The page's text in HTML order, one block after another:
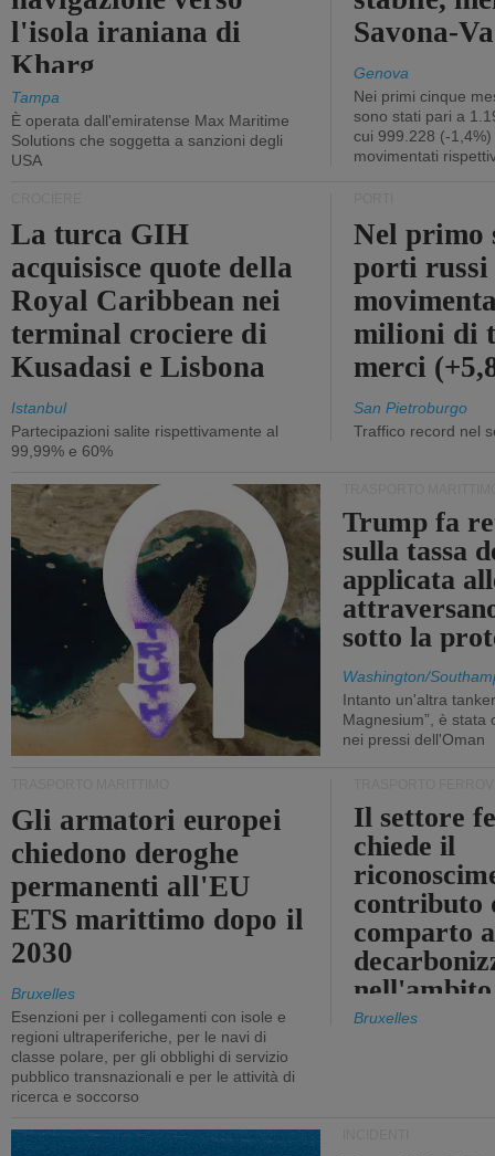
l'isola iraniana di
Kharg
Tampa
È operata dall'emiratense Max Maritime
Solutions che soggetta a sanzioni degli
USA
Savona-
Genova
Nei primi cinque
sono stati pari a
cui 999.228 (-
movimentati
La turca GIH
acquisisce quote della
Royal Caribbean nei
terminal crociere di
Kusadasi e Lisbona
Istanbul
Partecipazioni salite rispettivamente al
99,99% e 60%
Nel primo
porti russi
milioni di
merci
San Pietroburgo
Traffico record nel
Trump fa
sulla tassa
applicata
sotto la
Washington/
Intanto un'altra
Magnesium”, è stata
nei pressi dell'Oman
Gli armatori europei
chiedono deroghe
permanenti all'EU
ETS marittimo dopo il
2030
Bruxelles
Esenzioni per i collegamenti con isole e
regioni ultraperiferiche, per le navi di
classe polare, per gli obblighi di servizio
pubblico transnazionali e per le attività di
ricerca e soccorso
Il settore
chiede il
contributo
comparto
revisione
Bruxelles